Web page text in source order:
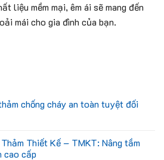
chống cháy an toàn tuyệt đối
Thảm Thiết Kế – TMKT: Nâng tầm
cao cấp
liệu mềm mại, êm ái sẽ mang đến
mái cho gia đình của bạn.